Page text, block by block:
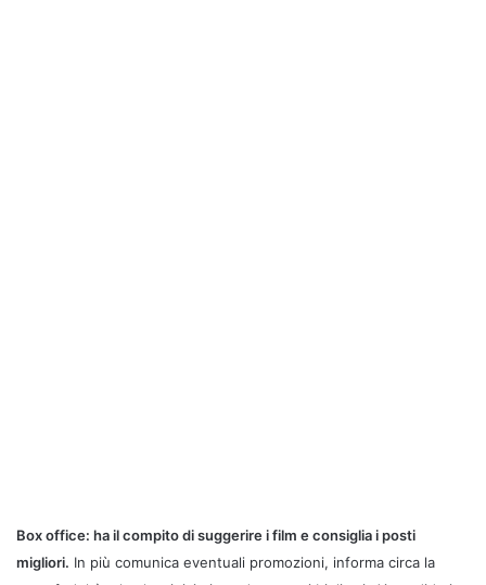
Box office: ha il compito di suggerire i film e consiglia i posti
migliori. In più comunica eventuali promozioni, informa circa la